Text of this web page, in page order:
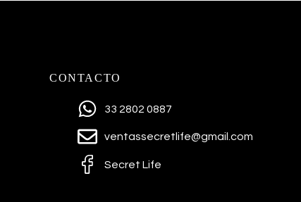
CONTACTO
33 2802 0887
ventassecretlife@gmail.com
Secret Life